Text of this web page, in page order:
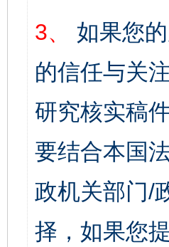
3、
如果您
的信任与关
研究核实稿
要结合本国
政机关部门/
择，如果您